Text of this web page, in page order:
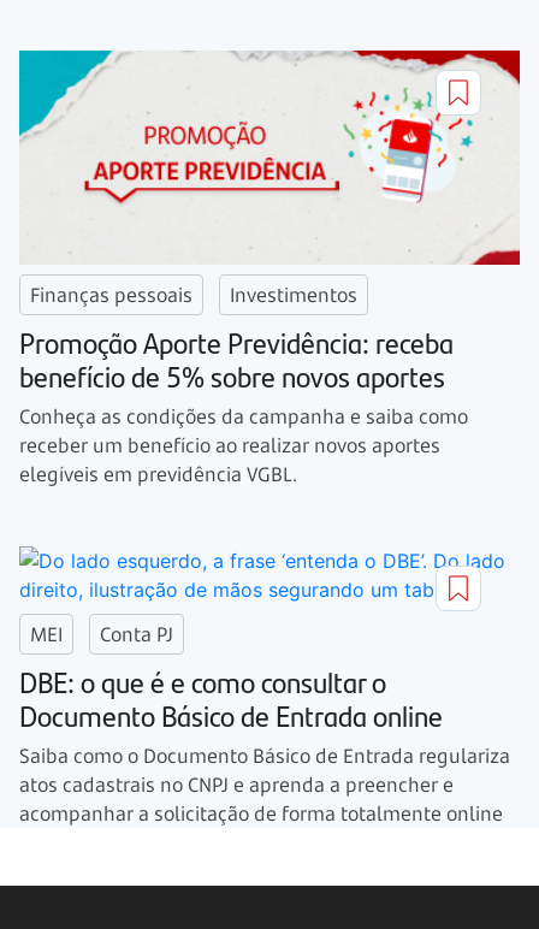
Finanças pessoais Investimentos
Promoção Aporte Previdência: receba
benefício de 5% sobre novos aportes
Conheça as condições da campanha e saiba como
receber um benefício ao realizar novos aportes
elegíveis em previdência VGBL.
MEI Conta PJ
DBE: o que é e como consultar o
Documento Básico de Entrada online
Saiba como o Documento Básico de Entrada regulariza
atos cadastrais no CNPJ e aprenda a preencher e
acompanhar a solicitação de forma totalmente online